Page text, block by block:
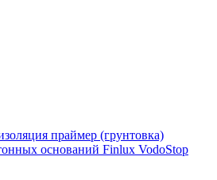
праймер (грунтовка)
оснований Finlux VodoStop